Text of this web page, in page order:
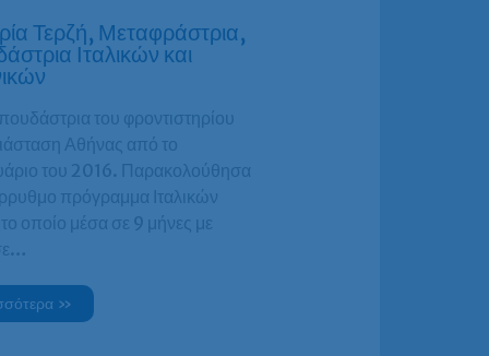
Τερζή, Μεταφράστρια,
Ιταλικών και
του φροντιστηρίου
Αθήνας από το
του 2016. Παρακολούθησα
πρόγραμμα Ιταλικών
οποίο μέσα σε 9 μήνες με
»